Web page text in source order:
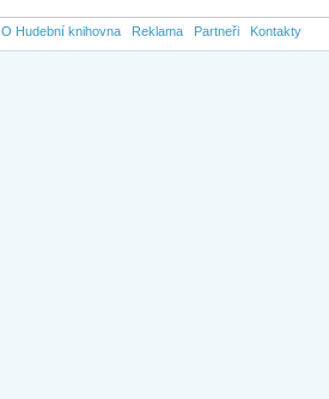
O Hudební knihovna Reklama Partneři Kontakty